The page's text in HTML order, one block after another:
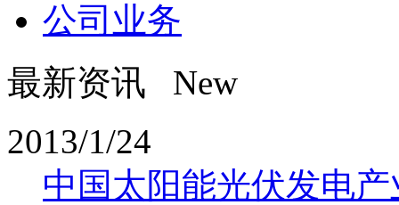
公司业务
最新资讯 New
2013/1/24
中国太阳能光伏发电